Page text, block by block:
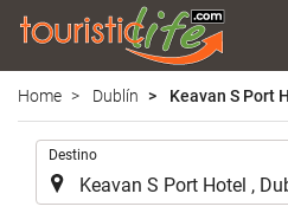
Home Dublín Keavan S Port
Introduzca
lugar
Destino